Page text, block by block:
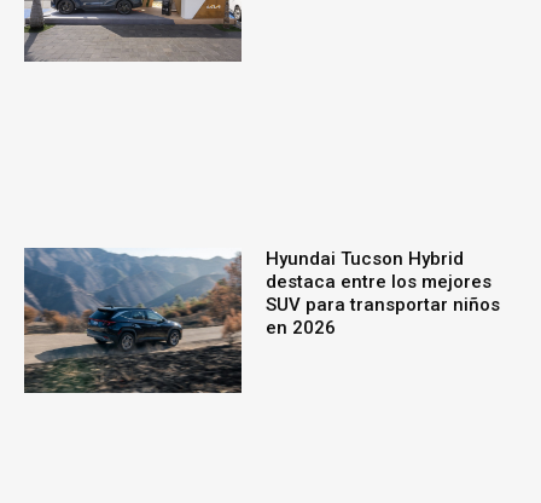
Hyundai Tucson Hybrid
destaca entre los mejores
SUV para transportar niños
en 2026